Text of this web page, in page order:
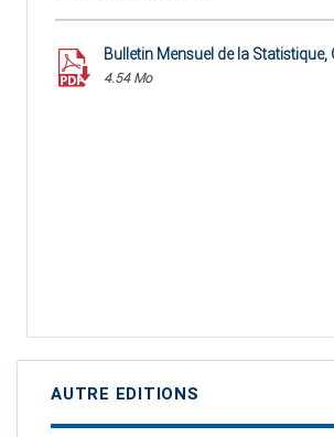
Bulletin Mensuel de la
4.54 Mo
AUTRE EDITIONS